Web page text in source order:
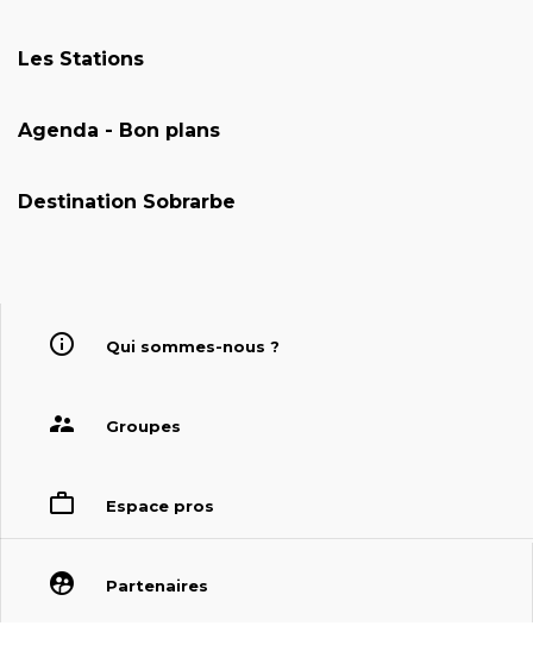
Les Stations
Agenda - Bon plans
Destination Sobrarbe
Qui sommes-nous ?
Groupes
Espace pros
Partenaires